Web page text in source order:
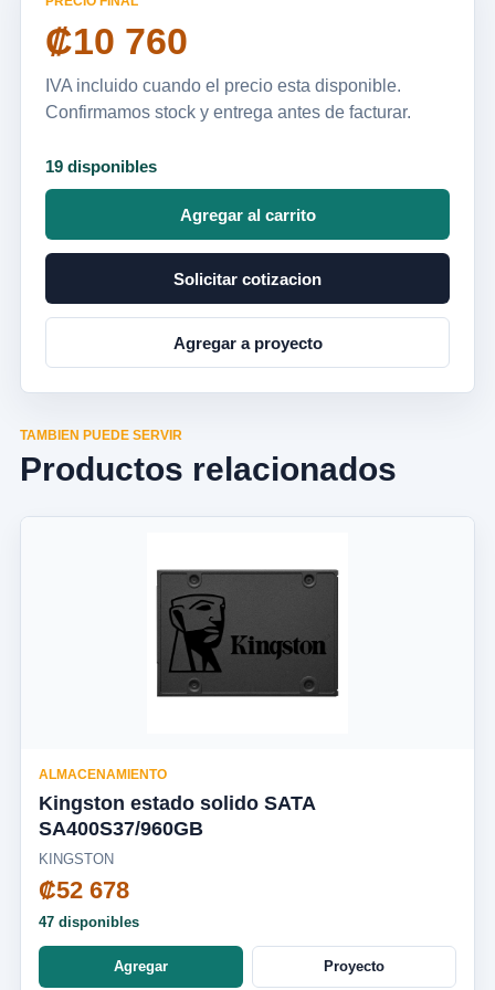
₡10 760
IVA incluido cuando el precio esta disponible.
Confirmamos stock y entrega antes de facturar.
19 disponibles
Agregar al carrito
Solicitar cotizacion
Agregar a proyecto
TAMBIEN PUEDE SERVIR
Productos relacionados
ALMACENAMIENTO
Kingston estado solido SATA
SA400S37/960GB
KINGSTON
₡52 678
47 disponibles
Agregar Proyecto